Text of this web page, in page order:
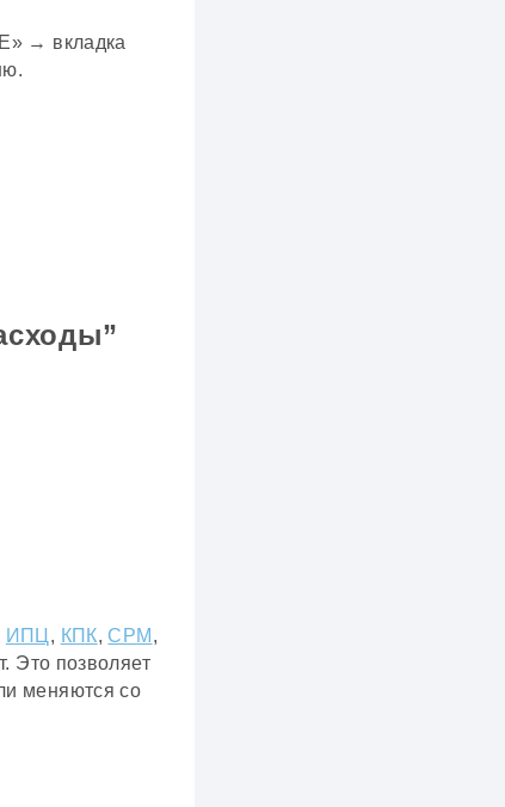
→ вкладка
ИПЦ , КПК, CPM ,
Это позволяет
меняются со